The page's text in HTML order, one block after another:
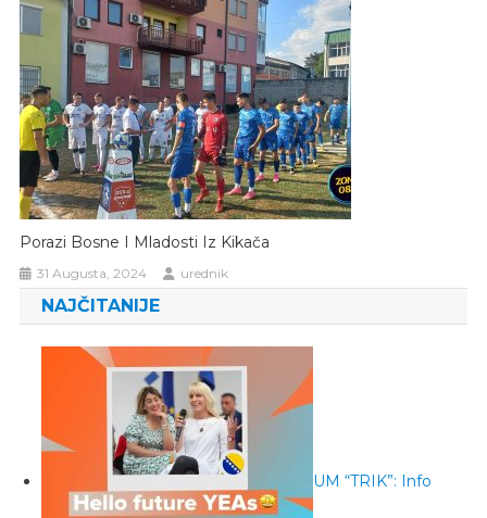
Porazi Bosne I Mladosti Iz Kikača
31 Augusta, 2024 urednik
NAJČITANIJE
UM “TRIK”: Info